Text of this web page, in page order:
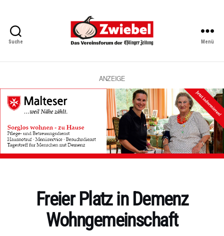
Suche
Vereinsforum
Eßlinger
Zeitung
Menü
ANZEIGE
KategorienFreier Platz in Demenz
Wohngemeinschaft